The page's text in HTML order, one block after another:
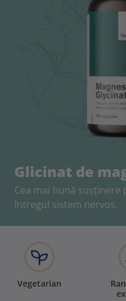
Glicinat de
Cea mai bună susţinere
întregul sistem nervos.
Vegetarian